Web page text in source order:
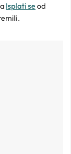
Isplati se od